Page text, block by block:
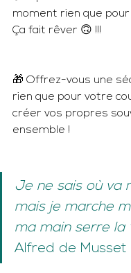
moment rien que pour
Ça fait rêver 🙃 !!!
🎁 Offrez-vous une
rien que pour votre
créer vos propres
ensemble !
Je ne sais où va
mais je marche
ma main serre la
Alfred de Musset